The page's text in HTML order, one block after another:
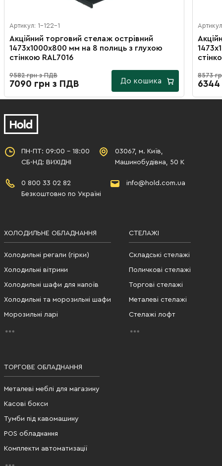
Артикул: 1-122-1
Акційний торговий стелаж острівний
1473х1000х800 мм на 8 полиць з глухою
стінкою RAL7016
9582 грн з ПДВ
7090 грн з ПДВ До кошика
8573
ПН-ПТ: 09:00 - 18:00
СБ-НД: ВИХІДНІ
03067, м. Київ,
Машинобудівна, 50 К
0 800 33 02 82
Безкоштовно по Україні
info@hold.com.ua
ХОЛОДИЛЬНЕ ОБЛАДНАННЯ
Холодильні регали (гірки)
Холодильні вітрини
Холодильні шафи для напоїв
Холодильні та морозильні шафи
Морозильні ларі
СТЕЛАЖІ
Складські стелажі
Поличкові стелажі
Торгові стелажі
Металеві стелажі
Стелажі лофт
ТОРГОВЕ ОБЛАДНАННЯ
Металеві меблі для магазину
Касові бокси
Тумби під кавомашину
POS обладнання
Комплекти автоматизації